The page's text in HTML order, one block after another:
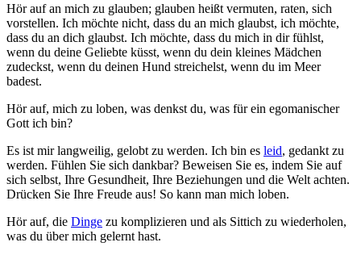
Hör auf an mich zu glauben; glauben heißt vermuten, raten, sich
vorstellen. Ich möchte nicht, dass du an mich glaubst, ich möchte,
dass du an dich glaubst. Ich möchte, dass du mich in dir fühlst,
wenn du deine Geliebte küsst, wenn du dein kleines Mädchen
zudeckst, wenn du deinen Hund streichelst, wenn du im Meer
badest.
Hör auf, mich zu loben, was denkst du, was für ein egomanischer
Gott ich bin?
Es ist mir langweilig, gelobt zu werden. Ich bin es leid, gedankt zu
werden. Fühlen Sie sich dankbar? Beweisen Sie es, indem Sie auf
sich selbst, Ihre Gesundheit, Ihre Beziehungen und die Welt achten.
Drücken Sie Ihre Freude aus! So kann man mich loben.
Hör auf, die Dinge zu komplizieren und als Sittich zu wiederholen,
was du über mich gelernt hast.